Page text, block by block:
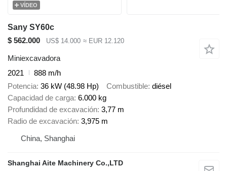
VÍDEO
Sany SY60c
$ 562.000
US$ 14.000 ≈ EUR 12.120
Miniexcavadora
2021
888 m/h
Potencia 36 kW (48.98 Hp) Combustible diésel
Capacidad de carga 6.000 kg
Profundidad de excavación 3,77 m
Radio de excavación 3,975 m
China, Shanghai
Shanghai Aite Machinery Co.,LTD